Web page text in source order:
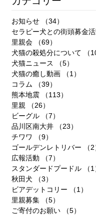
お知らせ （34）
セラピー犬との街頭募金
里親会
（69）
犬猫の殺処分について
（
犬猫ニュース
（5）
犬猫の癒し動画
（1）
コラム
（39）
熊本地震
（113）
里親
（26）
ビーグル
（7）
品川区南大井
（23）
チワワ
（9）
ゴールデンレトリバー
（2
広報活動
（7）
スタンダードプードル
（1
秋田犬
（3）
ビアデットコリー
（1）
里親募集
（5）
ご寄付のお願い
（5）